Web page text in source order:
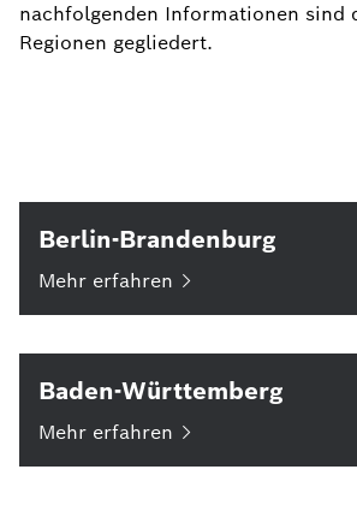
nachfolgenden Informationen sind
Regionen gegliedert.
Berlin-Brandenburg
Mehr erfahren
Baden-Württemberg
Mehr erfahren